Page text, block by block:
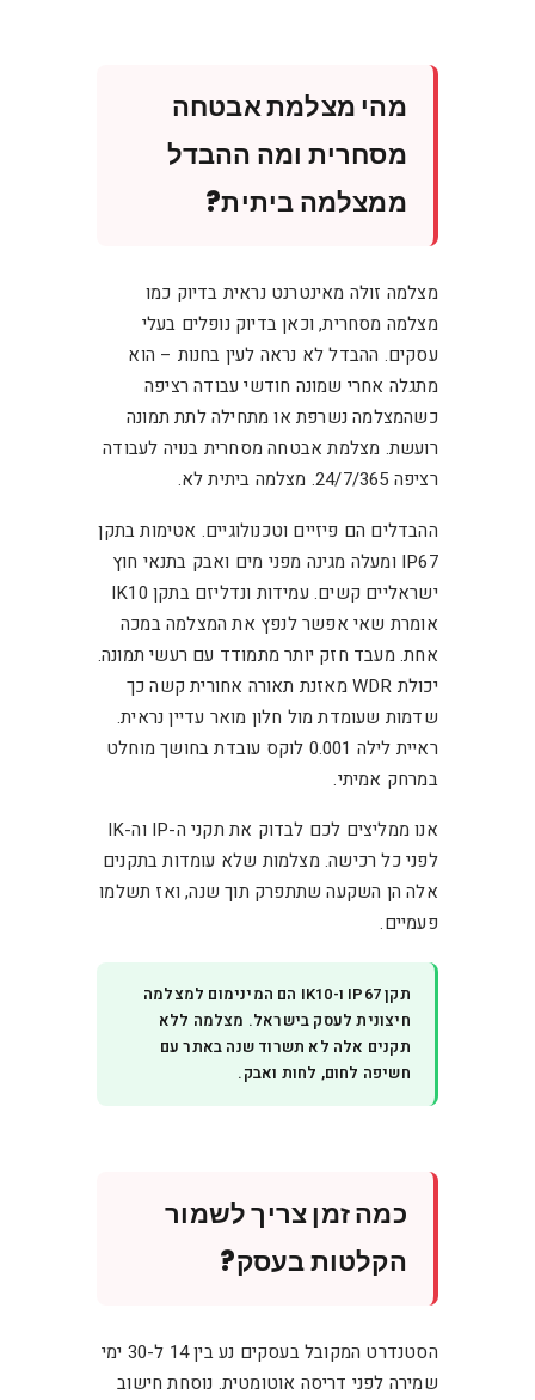
מהי מצלמת אבטחה
מסחרית ומה ההבדל
ממצלמה ביתית?
מצלמה זולה מאינטרנט נראית בדיוק כמו
מצלמה מסחרית, וכאן בדיוק נופלים בעלי
עסקים. ההבדל לא נראה לעין בחנות – הוא
מתגלה אחרי שמונה חודשי עבודה רציפה
כשהמצלמה נשרפת או מתחילה לתת תמונה
רועשת. מצלמת אבטחה מסחרית בנויה לעבודה
רציפה 24/7/365. מצלמה ביתית לא.
ההבדלים הם פיזיים וטכנולוגיים. אטימות בתקן
IP67 ומעלה מגינה מפני מים ואבק בתנאי חוץ
ישראליים קשים. עמידות ונדליזם בתקן IK10
אומרת שאי אפשר לנפץ את המצלמה במכה
אחת. מעבד חזק יותר מתמודד עם רעשי תמונה.
יכולת WDR מאזנת תאורה אחורית קשה כך
שדמות שעומדת מול חלון מואר עדיין נראית.
ראיית לילה 0.001 לוקס עובדת בחושך מוחלט
במרחק אמיתי.
אנו ממליצים לכם לבדוק את תקני ה-IP וה-IK
לפני כל רכישה. מצלמות שלא עומדות בתקנים
אלה הן השקעה שתתפרק תוך שנה, ואז תשלמו
פעמיים.
תקן IP67 ו-IK10 הם המינימום למצלמה
חיצונית לעסק בישראל. מצלמה ללא
תקנים אלה לא תשרוד שנה באתר עם
חשיפה לחום, לחות ואבק.
כמה זמן צריך לשמור
הקלטות בעסק?
הסטנדרט המקובל בעסקים נע בין 14 ל-30 ימי
שמירה לפני דריסה אוטומטית. נוסחת חישוב